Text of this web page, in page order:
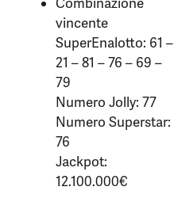
vincente
SuperEnalotto: 61 –
21 – 81 – 76 – 69 –
79
Numero Jolly: 77
Numero Superstar:
76
Jackpot:
12.100.000€